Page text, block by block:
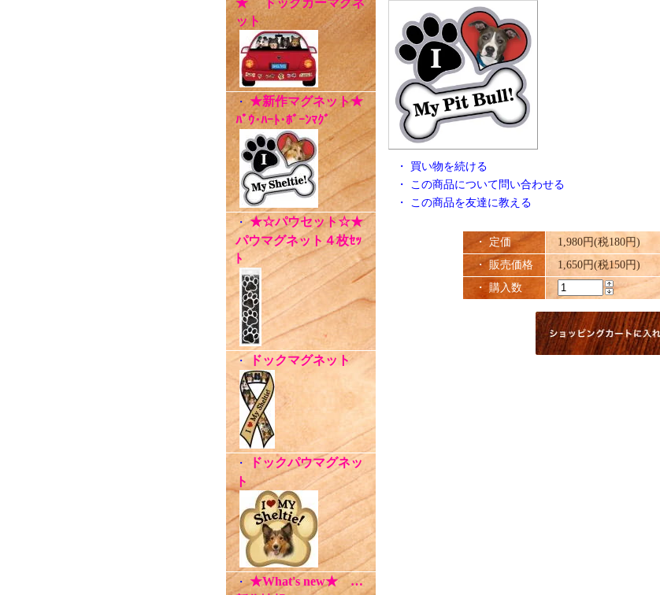
★ ドッグカーマグネ
ット
・ ★新作マグネット★
ﾊﾟｳ･ﾊｰﾄ･ﾎﾞｰﾝﾏｸﾞ
・★☆パウセット☆★
パウマグネット４枚ｾｯ
ﾄ
・ドックマグネット
・
ドックパウマグネッ
ト
・★What's new★ …
・ 買い物を続ける
・ この商品について問い合わせる
・ この商品を友達に教える
・ 定価
1,980円(税180円)
・ 販売価格
1,650円(税150円)
・ 購入数